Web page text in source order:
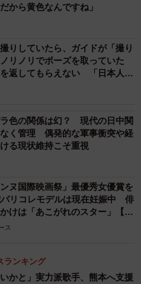
、国際秩序の再構築を狙う
的な意思表示だったと言え
から黄色なんですね」
りしていたら、ガイドが「撮り
リノリでポーズを取っていた
返してもらえない 「日本人は
「私は6時間で3万円払った」
色の関係は幻？ 現代の日中関
く管理 偶発的な軍事衝突や経
る現状維持こそ重視
ヌ国際映画祭」最優秀女優賞を
パリコレモデルは現在妊娠中 俳
けは「あこがれのスター」【徹
ス
ランキング
いかと」実力派歌手、熊本へ支援